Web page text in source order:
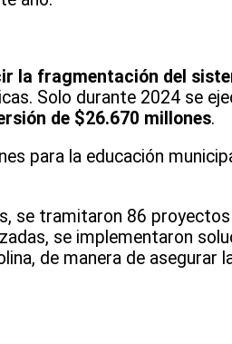
la fragmentación del
Solo durante 2024 se
de $26.670 millones.
para la educación
se tramitaron 86
se implementaron
de manera de asegurar